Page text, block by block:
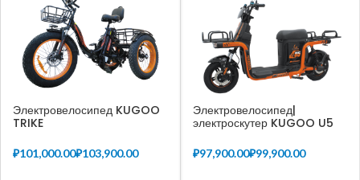
Электровелосипед KUGOO
TRIKE
₽ ₽
Электровелосипед|
электроскутер KUGOO U5
₽ ₽